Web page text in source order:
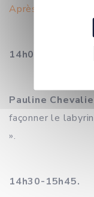
Après-
14h00-14h30.
Pauline
façonner le
».
14h30-15h45.